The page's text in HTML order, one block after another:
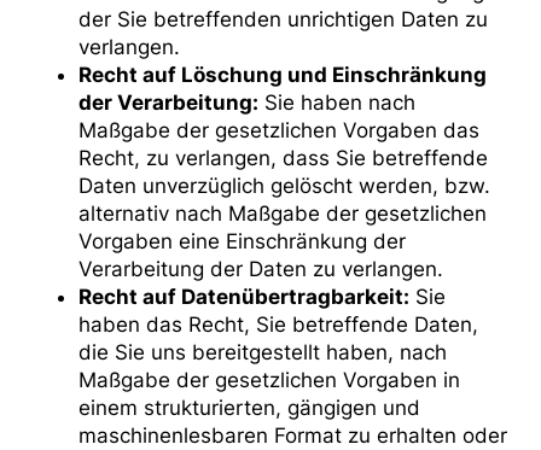
der Sie betreffenden unrichtigen Daten zu
verlangen.
Recht auf Löschung und Einschränkung
der Verarbeitung: Sie haben nach
Maßgabe der gesetzlichen Vorgaben das
Recht, zu verlangen, dass Sie betreffende
Daten unverzüglich gelöscht werden, bzw.
alternativ nach Maßgabe der gesetzlichen
Vorgaben eine Einschränkung der
Verarbeitung der Daten zu verlangen.
Recht auf Datenübertragbarkeit: Sie
haben das Recht, Sie betreffende Daten,
die Sie uns bereitgestellt haben, nach
Maßgabe der gesetzlichen Vorgaben in
einem strukturierten, gängigen und
maschinenlesbaren Format zu erhalten oder